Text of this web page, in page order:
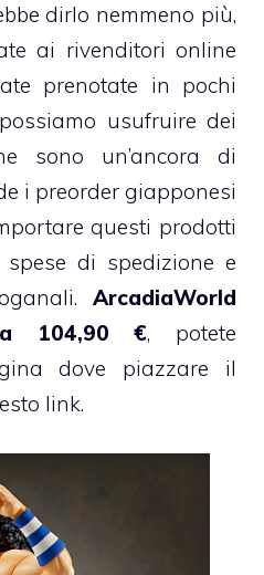
dirlo nemmeno più,
ai rivenditori online
prenotate in pochi
usufruire dei
sono un’ancora di
i preorder giapponesi
questi prodotti
di spedizione e
ArcadiaWorld
a 104,90 €, potete
dove piazzare il
link.